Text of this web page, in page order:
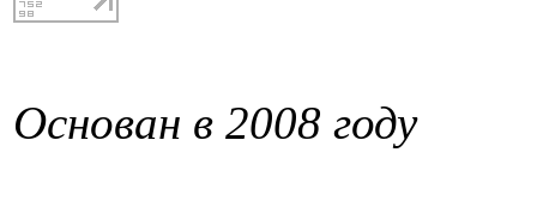
Основан в 2008 году